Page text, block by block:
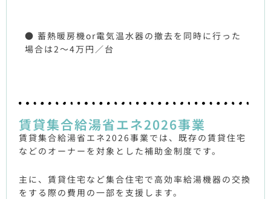
● 蓄熱暖房機or電気温水器の撤去を同時に行った
場合は2～4万円／台
賃貸集合給湯省エネ2026事業
賃貸集合給湯省エネ2026事業では、既存の賃貸住宅
などのオーナーを対象とした補助金制度です。
主に、賃貸住宅など集合住宅で高効率給湯機器の交換
をする際の費用の一部を支援します。